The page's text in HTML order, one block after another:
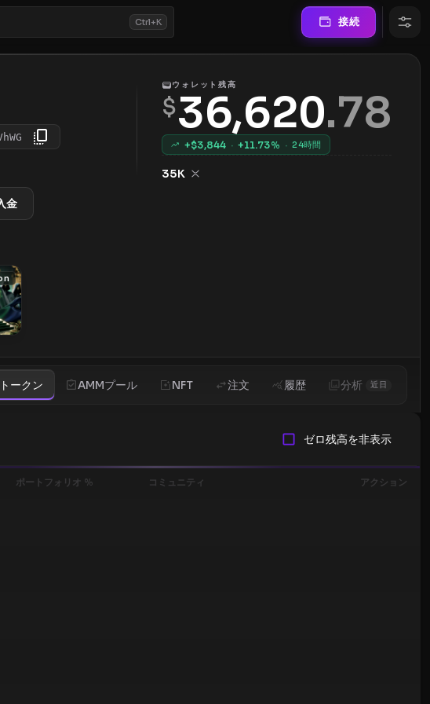
Ctrl+K 接続
金
ウォレット残高
$36,620.78
+$3,844 · +11.73% · 24時間
35K
トークン AMMプール NFT 注文 履歴 分析 近日
ゼロ残高を非表示
ポートフォリオ % コミュニティ アクション